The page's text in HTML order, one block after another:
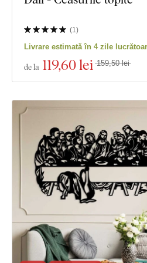
Adâncime (1)
Livrare estimată în 4 zile
de la 119,60 lei 159,50 lei